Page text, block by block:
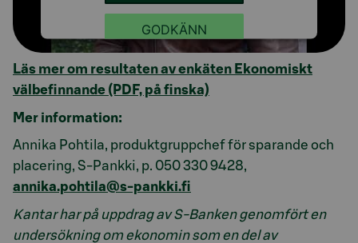
GODKÄNN
Läs mer om resultaten av enkäten Ekonomiskt
välbefinnande (PDF, på finska)
Mer information:
Annika Pohtila, produktgruppchef för sparande och
placering, S-Pankki, p. 050 330 9428,
annika.pohtila@s-pankki.fi
Kantar har på uppdrag av S-Banken genomfört en
undersökning om ekonomin som en del av